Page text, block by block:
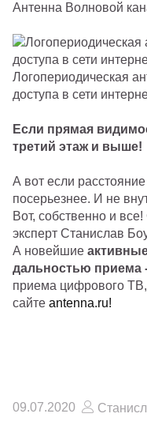
Антенна Волновой
Логопериодическая
доступа в сети
Если прямая
третий этаж и выше!
А вот если
посерьезнее. И не
Вот, собственно и
эксперт Станислав
А новейшие
дальностью приема
приема цифрового
сайте antenna.ru!
09.07.2020